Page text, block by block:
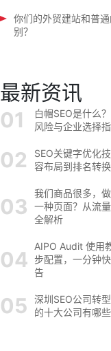
你们的外贸建站和普
别？
最新资讯
白帽SEO是什么
风险与企业选择
SEO关键字优化
容布局到排名转
我们商品很多，
一种页面？从流
全解析
AIPO Audit 使用
步配置，一分钟
告
深圳SEO公司转
的十大公司有哪些